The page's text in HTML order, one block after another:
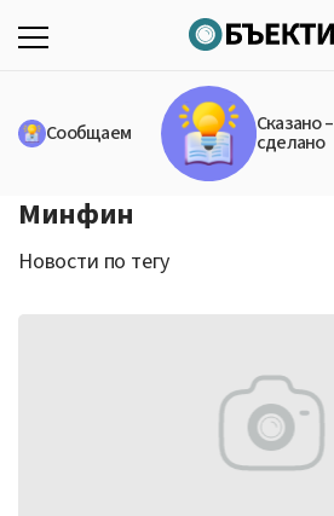
Сообщаем Сказано –
сделано
Минфин
Новости по тегу